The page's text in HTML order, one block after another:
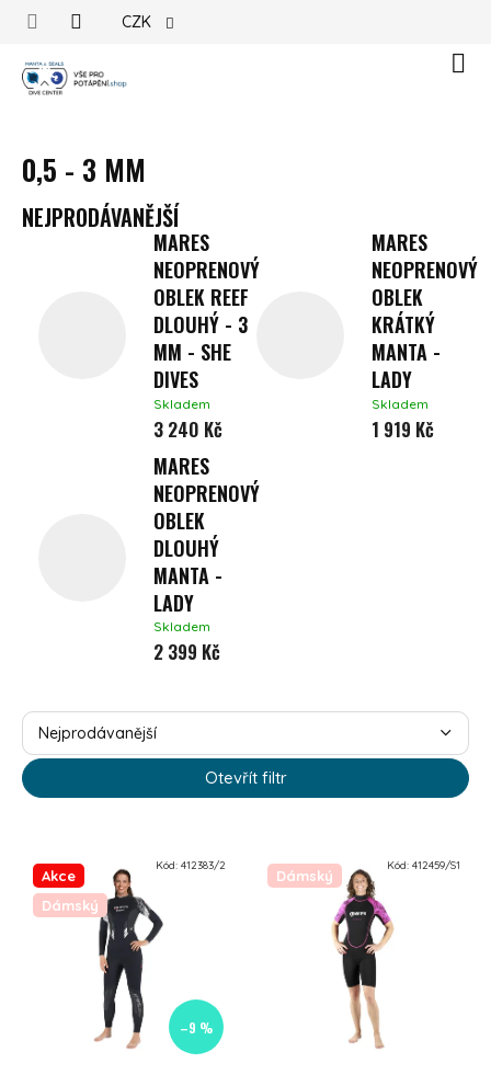
CZK
0,5 - 3 MM
NEJPRODÁVANĚJŠÍ
MARES
NEOPRENOVÝ
OBLEK REEF
DLOUHÝ - 3
MM - SHE
DIVES
Skladem
3 240 Kč
MARES
NEOPRENOVÝ
OBLEK
KRÁTKÝ
MANTA -
LADY
Skladem
1 919 Kč
MARES
NEOPRENOVÝ
OBLEK
DLOUHÝ
MANTA -
LADY
Skladem
2 399 Kč
ŘAZENÍ PRODUKTŮ
Nejprodávanější
Otevřít filtr
Akce
Dámský
–9 %
Kód: 412383/2
Dámský
Kód: 412459/S1